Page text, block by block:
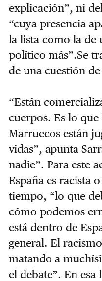
explicación”, ni
“cuya presencia
la lista como la de
político más”.Se
de una cuestión
“Están
cuerpos. Es lo que
Marruecos están
vidas”, apunta
nadie”. Para este
España es racista
tiempo, “lo que
cómo podemos
está dentro de
general. El
matando a
el debate”. En esa